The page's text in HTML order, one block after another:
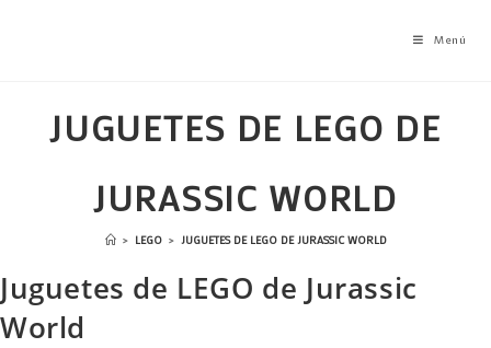
Menú
JUGUETES DE LEGO DE
JURASSIC WORLD
> LEGO > JUGUETES DE LEGO DE JURASSIC WORLD
Juguetes de LEGO de Jurassic
World